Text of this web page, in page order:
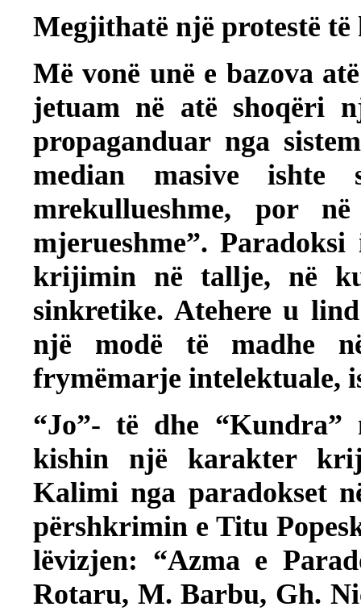
Megjithatë një protestë të
Më vonë unë e bazova
jetuam në atë shoqëri
propaganduar nga
median masive
mrekullueshme, por
mjerueshme”.
krijimin në tallje, në
sinkretike. Atehere u
një modë të madhe
frymëmarje intelektuale,
“Jo”- të dhe
kishin një karakter
Kalimi nga paradokset
përshkrimin e Titu
lëvizjen: “Azma e
Rotaru, M. Barbu, Gh.